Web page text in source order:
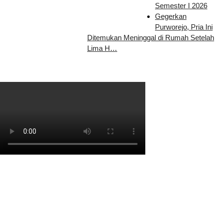
Semester I 2026
Gegerkan
Purworejo, Pria Ini
Ditemukan Meninggal di Rumah Setelah
Lima H…